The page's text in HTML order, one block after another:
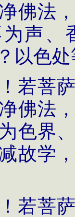
佛法
声、
以色
若菩
佛法
色界
故学
若菩